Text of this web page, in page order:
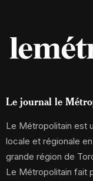
Le journal le
Le Métropolitain est
locale et régionale
grande région de
Le Métropolitain fait